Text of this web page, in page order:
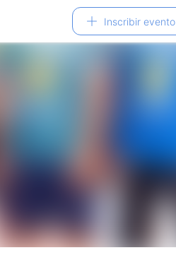
Inscribir evento